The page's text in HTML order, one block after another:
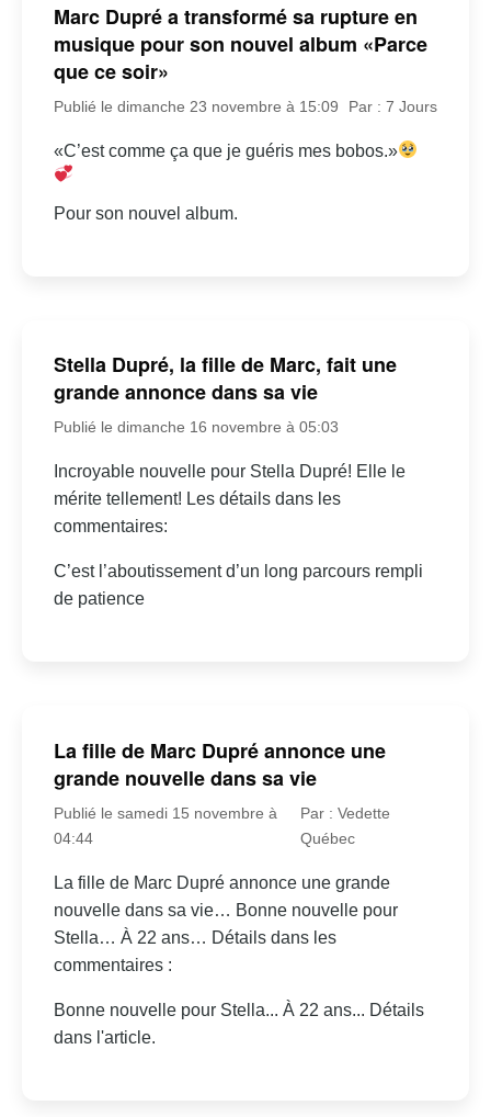
Marc Dupré a transformé sa rupture en
musique pour son nouvel album «Parce
que ce soir»
Publié le dimanche 23 novembre à 15:09 Par : 7 Jours
«C’est comme ça que je guéris mes bobos.»
Pour son nouvel album.
Stella Dupré, la fille de Marc, fait une
grande annonce dans sa vie
Publié le dimanche 16 novembre à 05:03
Incroyable nouvelle pour Stella Dupré! Elle le
mérite tellement! Les détails dans les
commentaires:
C’est l’aboutissement d’un long parcours rempli
de patience
La fille de Marc Dupré annonce une
grande nouvelle dans sa vie
Publié le samedi 15 novembre à
04:44
Par : Vedette
Québec
La fille de Marc Dupré annonce une grande
nouvelle dans sa vie… Bonne nouvelle pour
Stella… À 22 ans… Détails dans les
commentaires :
Bonne nouvelle pour Stella... À 22 ans... Détails
dans l'article.